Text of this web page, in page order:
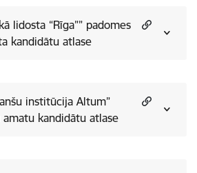
lidosta “Rīga”” padomes
kandidātu atlase
institūcija Altum”
kandidātu atlase